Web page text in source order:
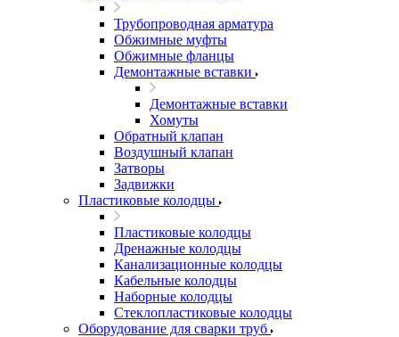
Трубопроводная арматура
Обжимные муфты
Обжимные фланцы
Демонтажные вставки
Демонтажные вставки
Хомуты
Обратный клапан
Воздушный клапан
Затворы
Задвижки
Пластиковые колодцы
Пластиковые колодцы
Дренажные колодцы
Канализационные колодцы
Кабельные колодцы
Наборные колодцы
Стеклопластиковые колодцы
Оборудование для сварки труб